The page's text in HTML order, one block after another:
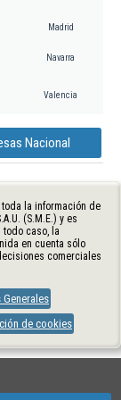
Madrid
Navarra
Valencia
Nacional
la información de
(S.M.E.) y es
todo caso, la
en cuenta sólo
comerciales
de cookies